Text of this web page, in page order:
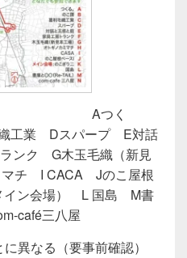
Aつく
工業 Dスパープ E対話
ンク G木玉毛織（新見
チ I CACA Jのこ屋根
イン会場） L 国島 M書
café三八屋
異なる（要事前確認）